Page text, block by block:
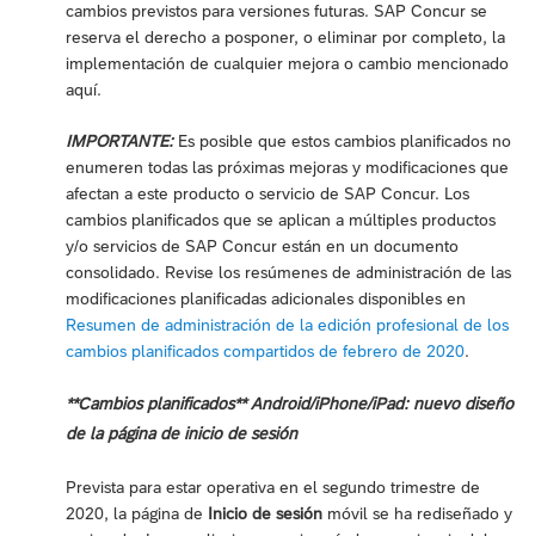
cambios previstos para versiones futuras. SAP Concur se
reserva el derecho a posponer, o eliminar por completo, la
implementación de cualquier mejora o cambio mencionado
aquí.
IMPORTANTE:Es posible que estos cambios planificados no
enumeren todas las próximas mejoras y modificaciones que
afectan a este producto o servicio de SAP Concur. Los
cambios planificados que se aplican a múltiples productos
y/o servicios de SAP Concur están en un documento
consolidado. Revise los resúmenes de administración de las
modificaciones planificadas adicionales disponibles en
Resumen de administración de la edición profesional de los
cambios planificados compartidos de febrero de 2020.
**Cambios planificados** Android/iPhone/iPad: nuevo diseño
de la página de inicio de sesión
Prevista para estar operativa en el segundo trimestre de
2020, la página de Inicio de sesión móvil se ha rediseñado y